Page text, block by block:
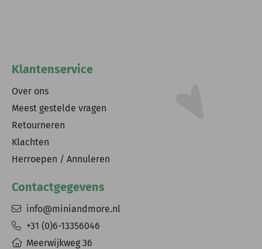
Klantenservice
Over ons
Meest gestelde vragen
Retourneren
Klachten
Herroepen / Annuleren
Contactgegevens
info@miniandmore.nl
+31 (0)6-13356046
Meerwijkweg 36